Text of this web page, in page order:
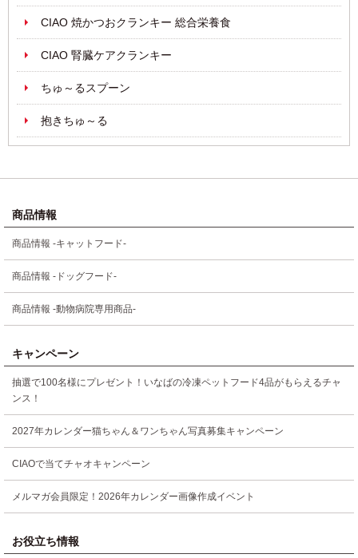
CIAO 焼かつおクランキー 総合栄養食
CIAO 腎臓ケアクランキー
ちゅ～るスプーン
抱きちゅ～る
商品情報
商品情報 -キャットフード-
商品情報 -ドッグフード-
商品情報 -動物病院専用商品-
キャンペーン
抽選で100名様にプレゼント！いなばの冷凍ペットフード4品がもらえるチャ
ンス！
2027年カレンダー猫ちゃん＆ワンちゃん写真募集キャンペーン
CIAOで当てチャオキャンペーン
メルマガ会員限定！2026年カレンダー画像作成イベント
お役立ち情報